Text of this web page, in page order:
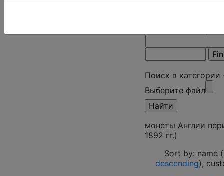
Поиск в
Выберите файл
монеты Англии
1892 гг.)
Sort by: name (
descending),